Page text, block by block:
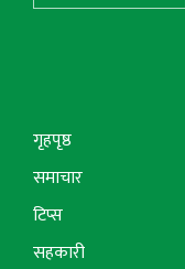
गृहपृष्ठ
समाचार
टिप्स
सहकारी